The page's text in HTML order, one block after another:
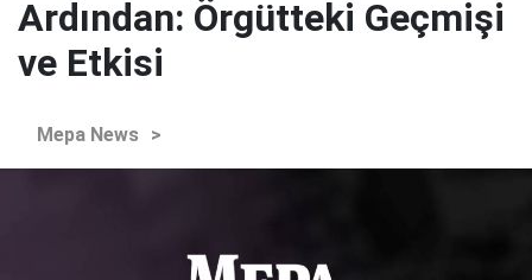
Ardından: Örgütteki Geçmişi
ve Etkisi
Mepa News >